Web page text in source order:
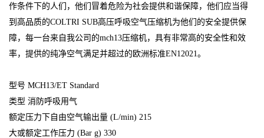
作条件下的人们，他们冒着危险为社会提供和谐保障，他们应当得
到高品质的COLTRI SUB高压呼吸空气压缩机为他们的安全提供保
障，每一台来自我公司的mch13压缩机，具有非常高的安全性和效
率，提供的纯净空气满足并超过的欧洲标准EN12021。
型号 MCH13/ET Standard
类型 消防呼吸用气
额定压力下自由空气输出量 (L/min) 215
大或额定工作压力 (Bar g) 330